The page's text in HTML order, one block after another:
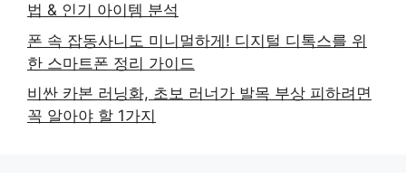
법 & 인기 아이템 분석
폰 속 잡동사니도 미니멀하게! 디지털 디톡스를 위
한 스마트폰 정리 가이드
비싼 카본 러닝화, 초보 러너가 발목 부상 피하려면
꼭 알아야 할 1가지